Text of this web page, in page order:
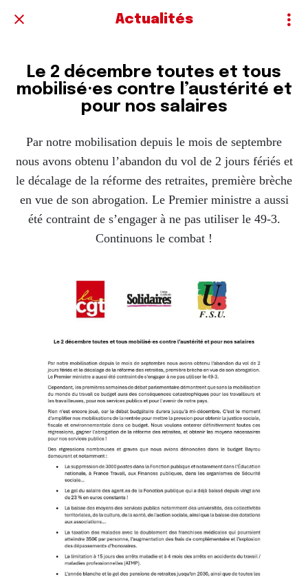
Actualités
Le 2 décembre toutes et tous
mobilisé·es contre l’austérité et
pour nos salaires
Par notre mobilisation depuis le mois de septembre
nous avons obtenu l’abandon du vol de 2 jours fériés et
le décalage de la réforme des retraites, première brèche
en vue de son abrogation. Le Premier ministre a aussi
été contraint de s’engager à ne pas utiliser le 49-3.
Continuons le combat !